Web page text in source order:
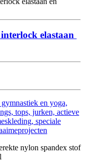
elastaan
en yoga,
tops, jurken, actieve
speciale